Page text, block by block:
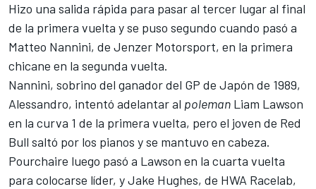
Hizo una salida rápida para pasar al tercer lugar al final
de la primera vuelta y se puso segundo cuando pasó a
Matteo Nannini, de Jenzer Motorsport, en la primera
chicane en la segunda vuelta.
Nannini, sobrino del ganador del GP de Japón de 1989,
Alessandro, intentó adelantar al poleman Liam Lawson
en la curva 1 de la primera vuelta, pero el joven de Red
Bull saltó por los pianos y se mantuvo en cabeza.
Pourchaire luego pasó a Lawson en la cuarta vuelta
para colocarse líder, y Jake Hughes, de HWA Racelab,